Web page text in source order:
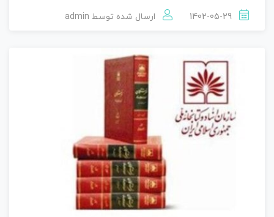
ارسال شده توسط admin